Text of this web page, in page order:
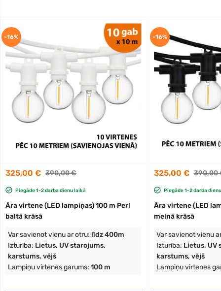
325,00 € 390,00 €
Piegāde 1-2 darba dienu laikā
Āra virtene (LED lampiņas) 100 m Perl
baltā krāsā
Var savienot vienu ar otru: līdz 400m
Izturība: Lietus, UV starojums,
karstums, vējš
Lampiņu virtenes garums: 100 m
-16%
325,00 € 390,00
Piegāde 1-2 darba
Āra virtene (LED
melnā krāsā
Var savienot vienu
Izturība: Lietus, UV
karstums, vējš
Lampiņu virtenes
-16%